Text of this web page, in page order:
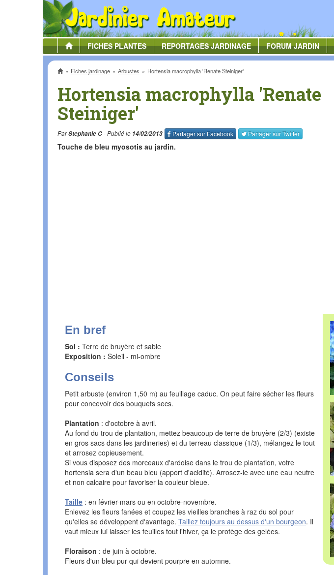
FICHESPLANTES REPORTAGESJARDINAGE FORUMJARDIN
AccueilFiches jardinage Arbustes Hortensia macrophylla 'Renate Steiniger'
Hortensia macrophylla 'Renate
Steiniger'
ParStephanie C- Publié le 14/02/2013 Partager sur Facebook Partager surTwitter
Touche de bleu myosotis au jardin.
En bref
Sol : Terre de bruyère et sable
Exposition : Soleil - mi-ombre
Conseils
Petit arbuste (environ 1,50 m) au feuillage caduc. On peut faire sécher les fleurs
pour concevoir des bouquets secs.
Plantation : d'octobre à avril.
Au fond du trou de plantation, mettez beaucoup de terre de bruyère (2/3) (existe
en gros sacs dans les jardineries) et du terreau classique (1/3), mélangez le tout
et arrosez copieusement.
Si vous disposez des morceaux d'ardoise dans le trou de plantation, votre
hortensia sera d'un beau bleu (apport d'acidité). Arrosez-le avec une eau neutre
et non calcaire pour favoriser la couleur bleue.
Taille : en février-mars ou en octobre-novembre.
Enlevez les fleurs fanées et coupez les vieilles branches à raz du sol pour
qu'elles se développent d'avantage. Taillez toujours au dessus d'un bourgeon. Il
vaut mieux lui laisser les feuilles tout l'hiver, ça le protège des gelées.
Floraison : de juin à octobre.
Fleurs d'un bleu pur qui devient pourpre en automne.